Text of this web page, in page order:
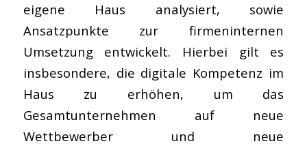
eigene Haus analysiert, sowie
Ansatzpunkte zur firmeninternen
Umsetzung entwickelt. Hierbei gilt es
insbesondere, die digitale Kompetenz im
Haus zu erhöhen, um das
Gesamtunternehmen auf neue
Wettbewerber und neue